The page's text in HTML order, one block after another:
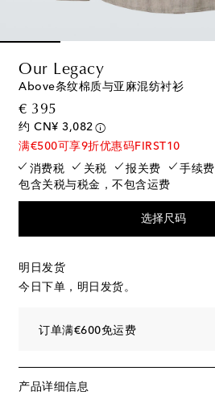
Our Legacy
Above条纹棉质与亚麻混纺衬衫
€ 395original price
约 CN¥ 3,082
满€500可享9折优惠码FIRST10
消费税
关税 报关费
手续费
包含关税与税金，不包含运费
选择尺码
明日发货
今日下单，明日发货。
订单满€600免运费
产品详细信息